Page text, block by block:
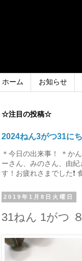
ホーム お知らせ
☆注目の投稿☆
2024ねん3がつ31に
＊今日の出来事！ ＊か
ーさん、みのさん、由
す！お疲れさまでした❗
2019年1月8日火曜日
31ねん 1がつ